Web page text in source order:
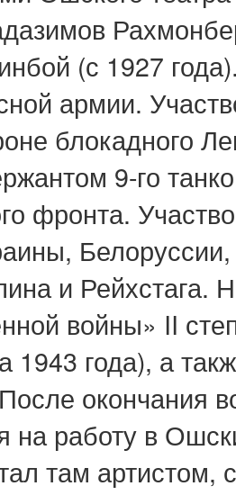
(с 1927
армии.
блокадного
9-го
фронта.
и Рейхстага.
войны» II
1943 года), а
окончания
на работу в
там артистом,